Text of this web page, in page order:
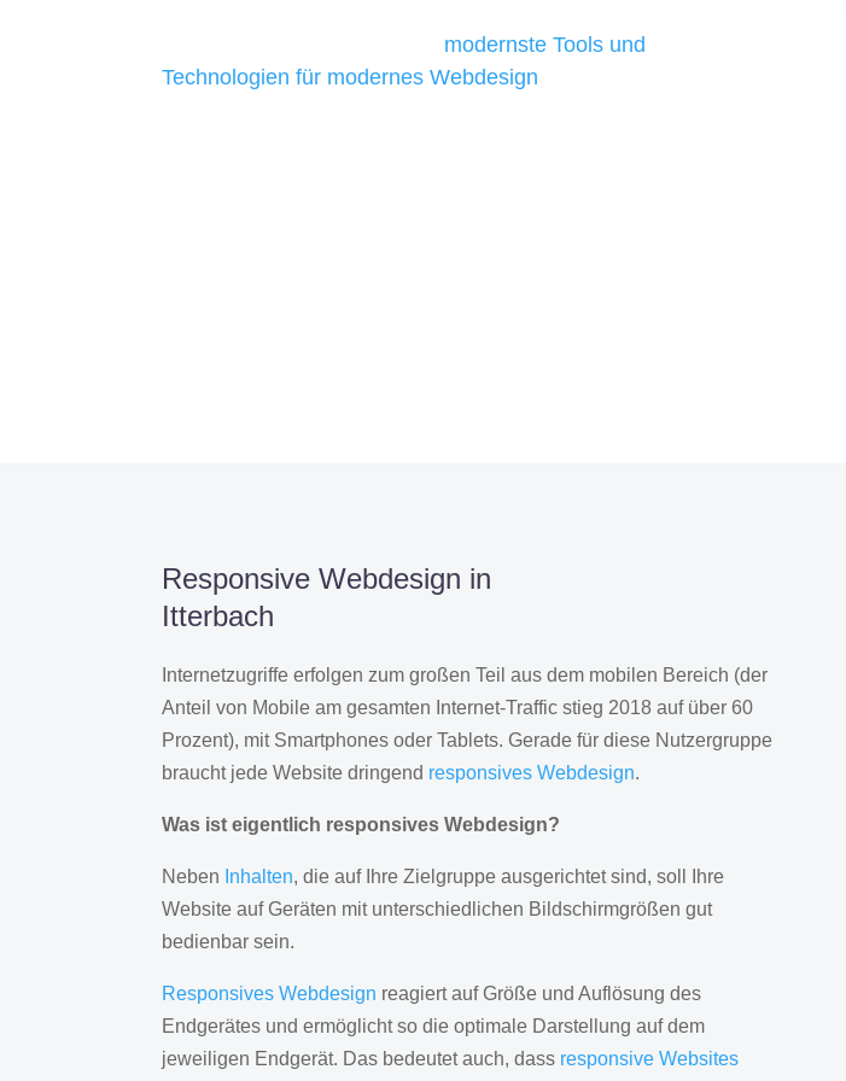
modernste Tools und
Technologien für modernes Webdesign
Responsive Webdesign in
Itterbach
Internetzugriffe erfolgen zum großen Teil aus dem mobilen Bereich (der
Anteil von Mobile am gesamten Internet-Traffic stieg 2018 auf über 60
Prozent), mit Smartphones oder Tablets. Gerade für diese Nutzergruppe
braucht jede Website dringend responsives Webdesign.
Was ist eigentlich responsives Webdesign?
Neben Inhalten, die auf Ihre Zielgruppe ausgerichtet sind, soll Ihre
Website auf Geräten mit unterschiedlichen Bildschirmgrößen gut
bedienbar sein.
Responsives Webdesign reagiert auf Größe und Auflösung des
Endgerätes und ermöglicht so die optimale Darstellung auf dem
jeweiligen Endgerät. Das bedeutet auch, dass responsive Websites